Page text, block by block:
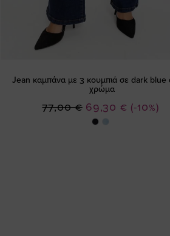
Jean καμπάνα με 3 κουμπιά σε dark blue
χρώμα
(-10%)
Ειδική
Τιμή
69,30 €
77,00 €